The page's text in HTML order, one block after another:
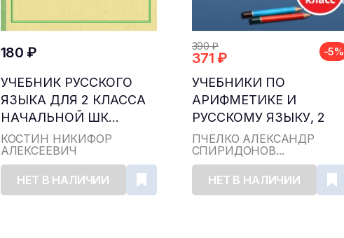
180 ₽
УЧЕБНИК РУССКОГО
ЯЗЫКА ДЛЯ 2 КЛАССА
НАЧАЛЬНОЙ ШК...
КОСТИН НИКИФОР
АЛЕКСЕЕВИЧ
НЕТ В НАЛИЧИИ
390 ₽
371 ₽ -5%
УЧЕБНИКИ ПО
АРИФМЕТИКЕ И
РУССКОМУ ЯЗЫКУ, 2
КЛАСС...
ПЧЁЛКО АЛЕКСАНДР
СПИРИДОНОВ...
НЕТ В НАЛИЧИИ